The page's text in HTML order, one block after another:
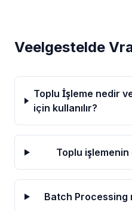
Veelgestelde
Toplu İşleme nedir
için kullanılır?
Toplu
Batch Processing